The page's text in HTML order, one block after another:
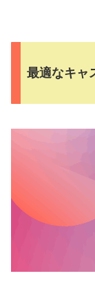
最適なキャ